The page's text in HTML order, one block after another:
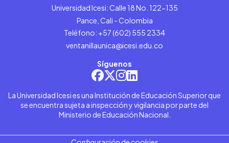
Universidad Icesi: Calle 18 No. 122-135
Pance, Cali - Colombia
Teléfono: +57 (602) 555 2334
ventanillaunica@icesi.edu.co
Síguenos
La Universidad Icesi es una Institución de Educación Superior que
se encuentra sujeta a inspección y vigilancia por parte del
Ministerio de Educación Nacional.